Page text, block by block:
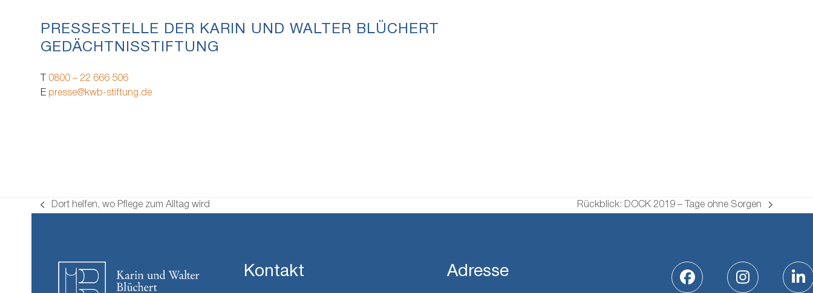
PRESSESTELLE DER KARIN UND WALTER BLÜCHERT
GEDÄCHTNISSTIFTUNG
0800 – 22 666 506
E presse@kwb-stiftung.de
vorheriger
Dort helfen, wo Pflege zum Alltag wird Rückblick: DOCK 2019 – Tage ohne Sorgen
Kontakt Adresse
FacebookInstagram